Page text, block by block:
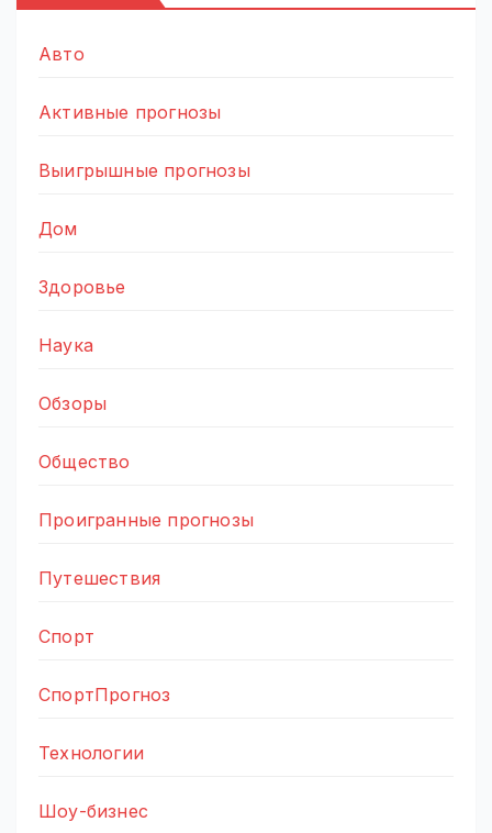
Авто
Активные прогнозы
Выигрышные прогнозы
Дом
Здоровье
Наука
Обзоры
Общество
Проигранные прогнозы
Путешествия
Спорт
СпортПрогноз
Технологии
Шоу-бизнес